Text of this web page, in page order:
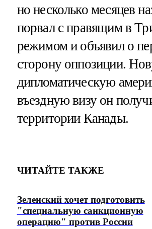
но несколько месяцев
порвал с правящим в
режимом и объявил о
сторону оппозиции.
дипломатическую
въездную визу он
территории Канады.
ЧИТАЙТЕ ТАКЖЕ
Зеленский хочет подготовить
"специальную санкционную
операцию" против России